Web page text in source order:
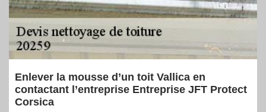
Enlever la mousse d’un toit Vallica en
contactant l’entreprise Entreprise JFT Protect
Corsica